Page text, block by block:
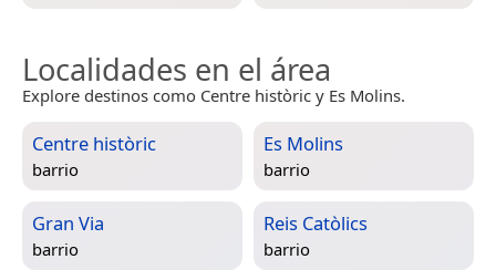
Localidades en el área
Explore destinos como Centre històric y Es Molins.
Centre històric
barrio
Es Molins
barrio
Gran Via
barrio
Reis Catòlics
barrio